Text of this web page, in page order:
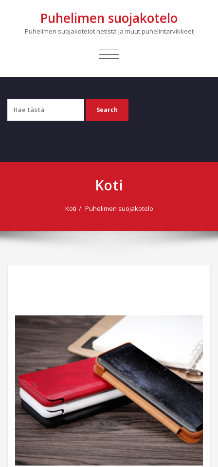
Puhelimen suojakotelo
Puhelimen suojakotelot netistä ja muut puhelintarvikkeet
ASETA
Koti
Koti Puhelimen suojakotelo